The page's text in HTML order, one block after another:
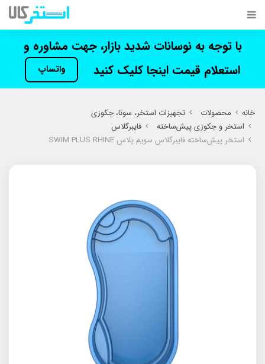
با توجه به نوسانات شدید بازار، جهت مشاوره و
استعلام قیمت اینجا کلیک کنید
واتساپ
خانه محصولات
تجهیزات استخر، سونا، جکوزی
استخر و جکوزی پیش‌ساخته
فایبرگلاس
استخر پیش‌ساخته فایبرگلاس سویم پلاس SWIM PLUS RHINE